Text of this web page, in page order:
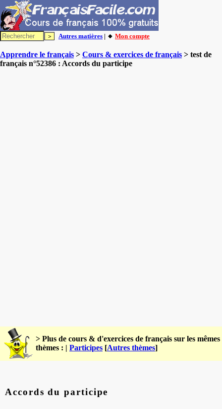
Autres matières | 🔸 Mon compte
Apprendre le français > Cours & exercices de français > test de
français n°52386 : Accords du participe
> Plus de cours & d'exercices de français sur les mêmes
thèmes : | Participes [Autres thèmes]
Accords du participe